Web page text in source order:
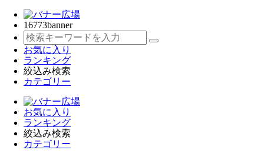
16773banner
お気に入り
ランキング
絞込み検索
カテゴリー
お気に入り
ランキング
絞込み検索
カテゴリー